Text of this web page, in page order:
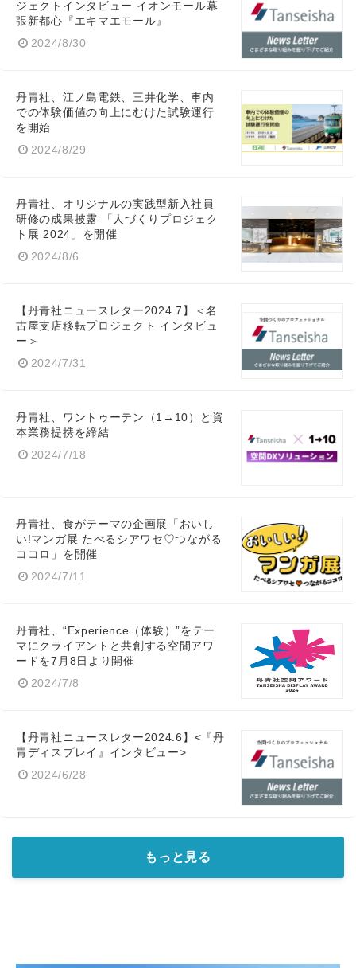
ジェクトインタビュー イオンモール幕
張新都心『エキマエモール』
2024/8/30
丹青社、江ノ島電鉄、三井化学、車内
での体験価値の向上にむけた試験運行
を開始
2024/8/29
丹青社、オリジナルの実践型新入社員
研修の成果披露 「人づくりプロジェク
ト展 2024」を開催
2024/8/6
【丹青社ニュースレター2024.7】＜名
古屋支店移転プロジェクト インタビュ
ー＞
2024/7/31
丹青社、ワントゥーテン（1→10）と資
本業務提携を締結
2024/7/18
丹青社、食がテーマの企画展「おいし
い!マンガ展 たべるシアワセ♡つながる
ココロ」を開催
2024/7/11
丹青社、“Experience（体験）”をテー
マにクライアントと共創する空間アワ
ードを7月8日より開催
2024/7/8
【丹青社ニュースレター2024.6】<『丹
青ディスプレイ』インタビュー>
2024/6/28
もっと見る
English